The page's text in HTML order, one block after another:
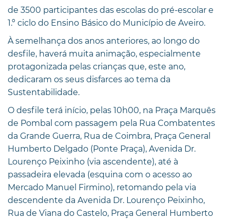
de 3500 participantes das escolas do pré-escolar e
1.º ciclo do Ensino Básico do Município de Aveiro.
À semelhança dos anos anteriores, ao longo do
desfile, haverá muita animação, especialmente
protagonizada pelas crianças que, este ano,
dedicaram os seus disfarces ao tema da
Sustentabilidade.
O desfile terá início, pelas 10h00, na Praça Marquês
de Pombal com passagem pela Rua Combatentes
da Grande Guerra, Rua de Coimbra, Praça General
Humberto Delgado (Ponte Praça), Avenida Dr.
Lourenço Peixinho (via ascendente), até à
passadeira elevada (esquina com o acesso ao
Mercado Manuel Firmino), retomando pela via
descendente da Avenida Dr. Lourenço Peixinho,
Rua de Viana do Castelo, Praça General Humberto